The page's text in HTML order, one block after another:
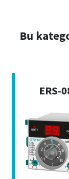
Bu
ERS-